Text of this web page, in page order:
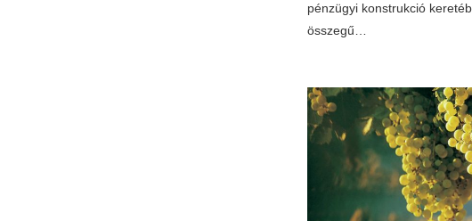
pénzügyi konstrukció
összegű…